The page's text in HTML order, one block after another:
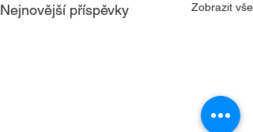
Nejnovější příspěvky Zobrazit vše